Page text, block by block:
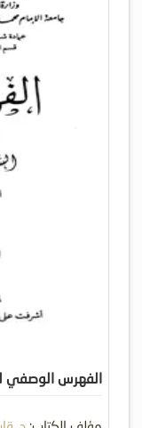
الفهرس الوصفي